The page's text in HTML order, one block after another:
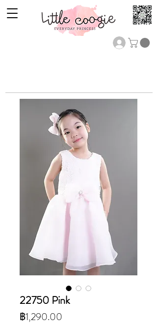
22750 Pink
฿1,290.00